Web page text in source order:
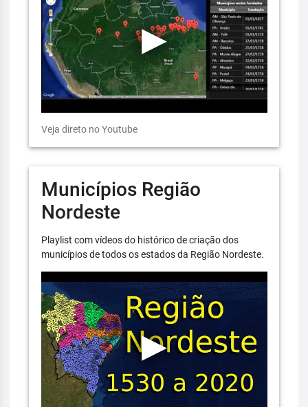
Veja direto no Youtube
Municípios Região
Nordeste
Playlist com vídeos do histórico de criação dos
municípios de todos os estados da Região Nordeste.